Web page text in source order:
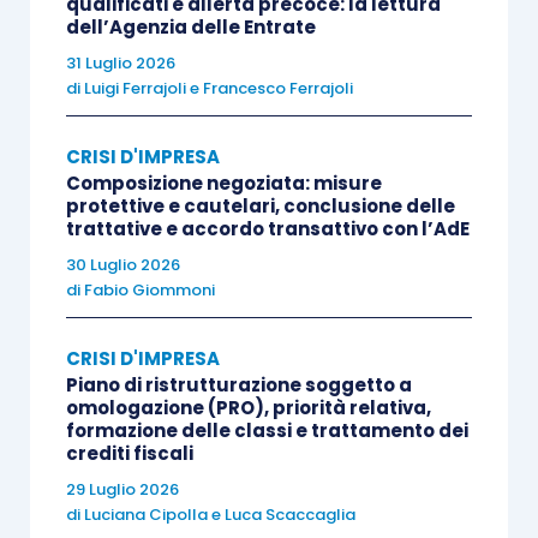
di verificare tale responsabilità.
Ebbene, a tale proposito si è recentemente
pronunciata la Suprema Corte con l’
32533/2022, ritenendo che la richiamata indagine
nonché la conseguente declaratoria di revoca
giudiziale”) possa essere parimenti
Corte di Cassazione nel momento in cui la
medesima accoglie il ricorso avverso la
sentenza del giudice del reclamoche abbia
erroneamente confermato la sentenza di
fallimento.
dell’Agenzia delle Entrate
31 Luglio 2026
di Luigi Ferrajolie Francesco Ferrajoli
CRISI D'IMPRESA
Composizione negoziata: misure
protettive e cautelari, conclusione delle
trattative e accordo transattivo con l’AdE
30 Luglio 2026
di Fabio Giommoni
CRISI D'IMPRESA
Piano di ristrutturazione soggetto a
omologazione (PRO), priorità relativa,
formazione delle classi e trattamento dei
crediti fiscali
29 Luglio 2026
di Luciana Cipollae Luca Scaccaglia